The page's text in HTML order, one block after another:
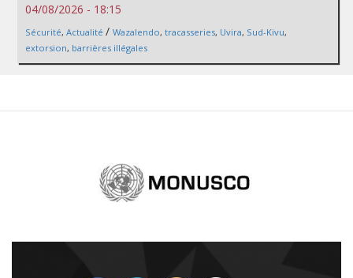
04/08/2026 - 18:15
Sécurité, Actualité / Wazalendo, tracasseries, Uvira, Sud-Kivu,
extorsion, barrières illégales